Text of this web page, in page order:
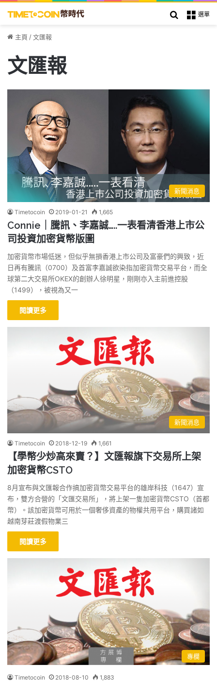
選單
搜索
主頁 /文匯報
文匯報
新聞消息
Timetocoin 2019-01-21 1,665
Connie｜騰訊、李嘉誠…..一表看清香港上市公
司投資加密貨幣版圖
加密貨幣市場低迷，但似乎無損香港上市公司及富豪們的興致，近
日再有騰訊（0700）及首富李嘉誠欲染指加密貨幣交易平台，而全
球第二大交易所OKEX的創辦人徐明星，剛剛亦入主前進控股
（1499），被視為又一
閱讀更多
新聞消息
Timetocoin 2018-12-19 1,661
【學幣少炒高來賣？】文匯報旗下交易所上架
加密貨幣CSTO
8月宣布與文匯報合作搞加密貨幣交易平台的雄岸科技（1647）宣
布，雙方合營的「文匯交易所」，將上架一隻加密貨幣CSTO（首都
幣）。該加密貨幣可用於一個奢侈資產的物權共用平台，購買諸如
越南芽莊渡假物業三
閱讀更多
專欄
Timetocoin 2018-08-10 1,883